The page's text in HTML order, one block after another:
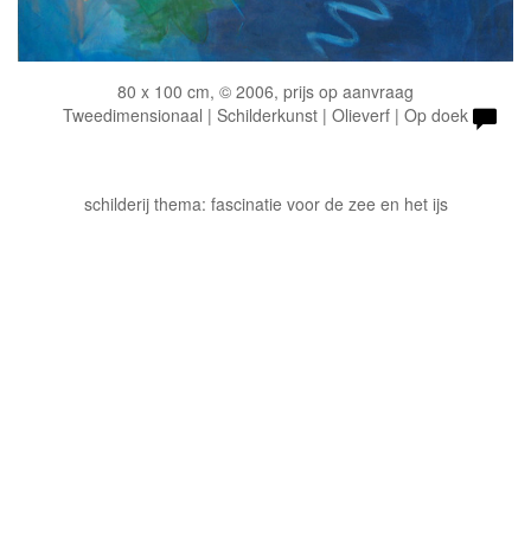
80 x 100 cm, © 2006, prijs op aanvraag
Tweedimensionaal | Schilderkunst | Olieverf | Op doek
schilderij thema: fascinatie voor de zee en het ijs